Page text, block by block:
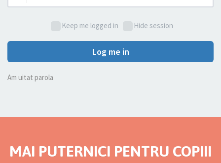
Keep me logged in Hide session
Log me in
Am uitat parola
MAI PUTERNICI PENTRU COPIII